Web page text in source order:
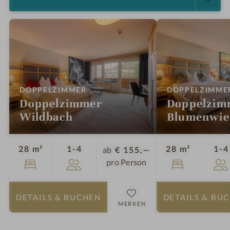
DOPPELZIMMER:
Doppelzimmer
Wildbach
28 m² 1-4 Personen
ab € 155,—
pro Person
DETAILS & BUCHEN
MERKEN
28 m² 1-4
DETAILS &